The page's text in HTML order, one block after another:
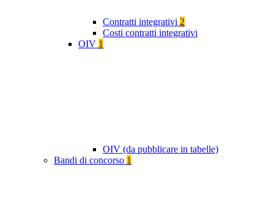
Contratti integrativi 2
Costi contratti integrativi
OIV 1
OIV (da pubblicare in tabelle)
Bandi di concorso 1